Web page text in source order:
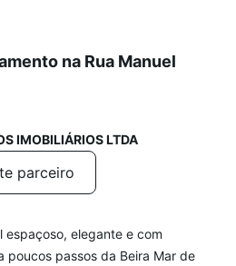
na Rua Manuel
IMOBILIÁRIOS LTDA
parceiro
espaçoso, elegante e com
poucos passos da Beira Mar de